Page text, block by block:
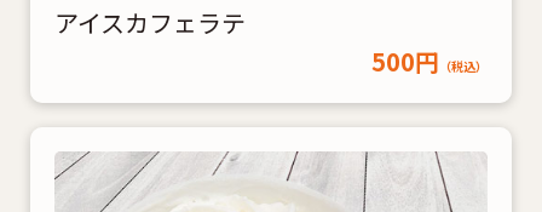
アイスカフェラテ
500円 （税込）